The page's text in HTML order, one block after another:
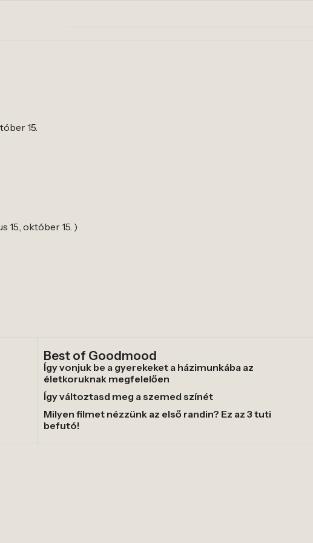
15.
15., október 15. )
Best of Goodmood
Így vonjuk be a gyerekeket a házimunkába az
életkoruknak megfelelően
Így változtasd meg a szemed színét
Milyen filmet nézzünk az első randin? Ez az 3 tuti
befutó!